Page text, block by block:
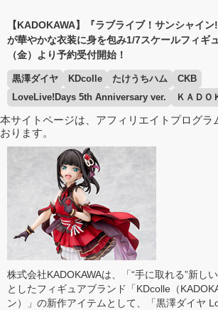
【KADOKAWA】『ラブライブ！サンシャイ
が華やかな衣装に身を包み1/7スケールフィギ
（金）より予約受付開始！
黒澤ダイヤ KDcolle たけうちハム
CKB
LoveLive!Days 5th Anniversary ver.
ＫＡＤＯ
本サイトページは、アフィリエイトプログラ
おります。
株式会社KADOKAWAは、「“手に取れる”新し
としたフィギュアブランド「KDcolle（
ン）」の新作アイテムとして、「黒澤ダイヤ